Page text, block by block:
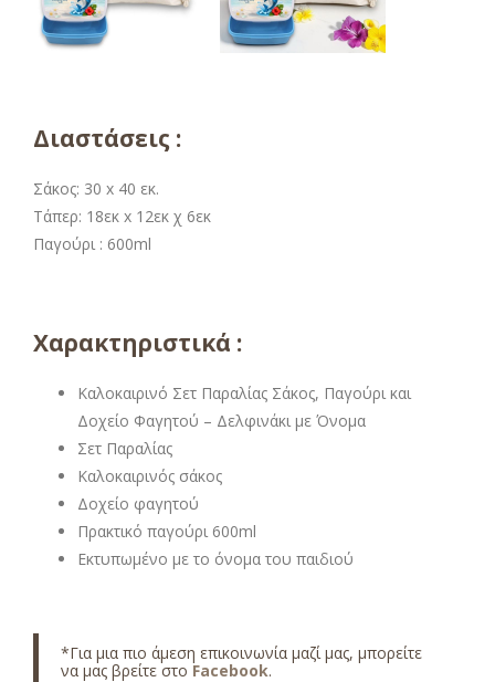
Διαστάσεις :
Σάκος: 30 x 40 εκ.
Τάπερ: 18εκ x 12εκ χ 6εκ
Παγούρι : 600ml
Χαρακτηριστικά :
Καλοκαιρινό Σετ Παραλίας Σάκος, Παγούρι και
Δοχείο Φαγητού – Δελφινάκι με Όνομα
Σετ Παραλίας
Καλοκαιρινός σάκος
Δοχείο φαγητού
Πρακτικό παγούρι 600ml
Εκτυπωμένο με το όνομα του παιδιού
*Για μια πιο άμεση επικοινωνία μαζί μας, μπορείτε
να μας βρείτε στο Facebook.